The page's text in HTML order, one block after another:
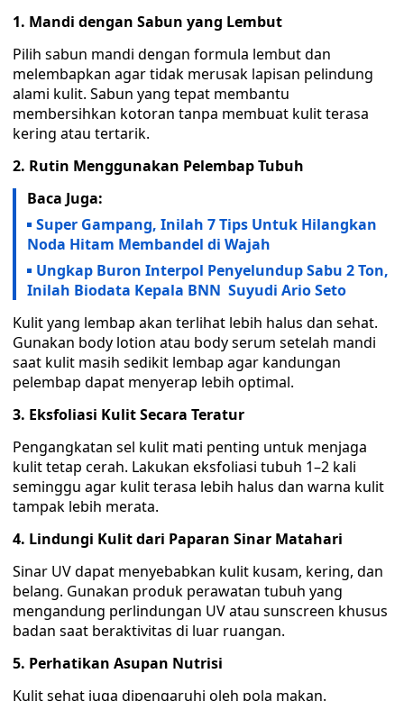
1. Mandi dengan Sabun yang Lembut
Pilih sabun mandi dengan formula lembut dan
melembapkan agar tidak merusak lapisan pelindung
alami kulit. Sabun yang tepat membantu
membersihkan kotoran tanpa membuat kulit terasa
kering atau tertarik.
2. Rutin Menggunakan Pelembap Tubuh
Baca Juga:
Super Gampang, Inilah 7 Tips Untuk Hilangkan
Noda Hitam Membandel di Wajah
Ungkap Buron Interpol Penyelundup Sabu 2 Ton,
Inilah Biodata Kepala BNN Suyudi Ario Seto
Kulit yang lembap akan terlihat lebih halus dan sehat.
Gunakan body lotion atau body serum setelah mandi
saat kulit masih sedikit lembap agar kandungan
pelembap dapat menyerap lebih optimal.
3. Eksfoliasi Kulit Secara Teratur
Pengangkatan sel kulit mati penting untuk menjaga
kulit tetap cerah. Lakukan eksfoliasi tubuh 1–2 kali
seminggu agar kulit terasa lebih halus dan warna kulit
tampak lebih merata.
4. Lindungi Kulit dari Paparan Sinar Matahari
Sinar UV dapat menyebabkan kulit kusam, kering, dan
belang. Gunakan produk perawatan tubuh yang
mengandung perlindungan UV atau sunscreen khusus
badan saat beraktivitas di luar ruangan.
5. Perhatikan Asupan Nutrisi
Kulit sehat juga dipengaruhi oleh pola makan.